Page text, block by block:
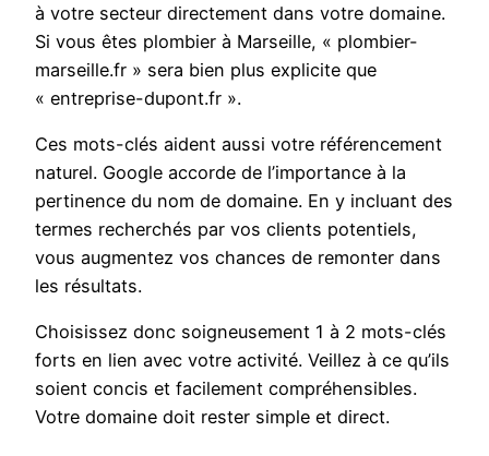
à votre secteur directement dans votre domaine.
Si vous êtes plombier à Marseille, « plombier-
marseille.fr » sera bien plus explicite que
« entreprise-dupont.fr ».
Ces mots-clés aident aussi votre référencement
naturel. Google accorde de l’importance à la
pertinence du nom de domaine. En y incluant des
termes recherchés par vos clients potentiels,
vous augmentez vos chances de remonter dans
les résultats.
Choisissez donc soigneusement 1 à 2 mots-clés
forts en lien avec votre activité. Veillez à ce qu’ils
soient concis et facilement compréhensibles.
Votre domaine doit rester simple et direct.